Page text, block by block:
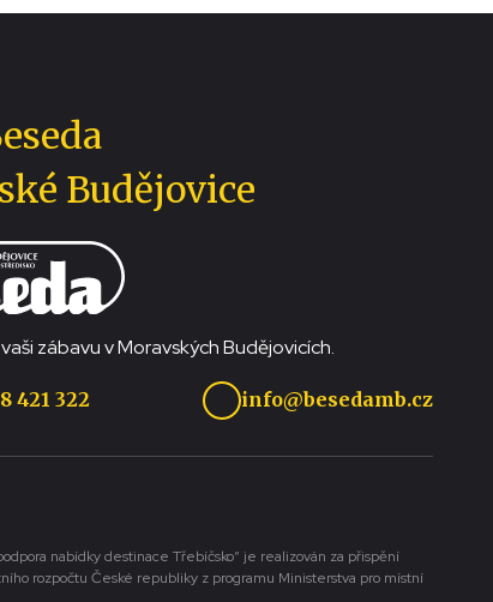
Budějovice
zábavu v Moravských Budějovicích.
421 322 info@besedamb.cz
nabídky destinace Třebíčsko“ je realizován za přispění
rozpočtu České republiky z programu Ministerstva pro místní